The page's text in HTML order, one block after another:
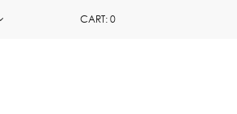
CART:0